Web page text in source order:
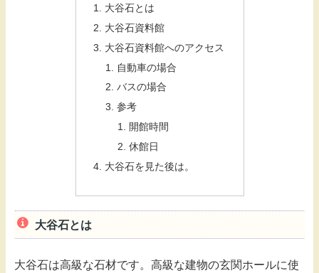
大谷石とは
大谷石資料館
大谷石資料館へのアクセス
自動車の場合
バスの場合
参考
開館時間
休館日
大谷石を見た後は。
大谷石とは
大谷石は高級な石材です。高級な建物の玄関ホールに使